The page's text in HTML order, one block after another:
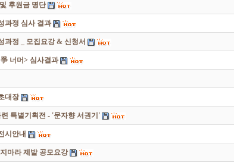
후원금 명단
과정 심사 결과
과정 _ 모집요강 & 신청서
너머> 심사결과
대장
특별기획전 - '문자향 서권기'
시안내
마라 제발 공모요강